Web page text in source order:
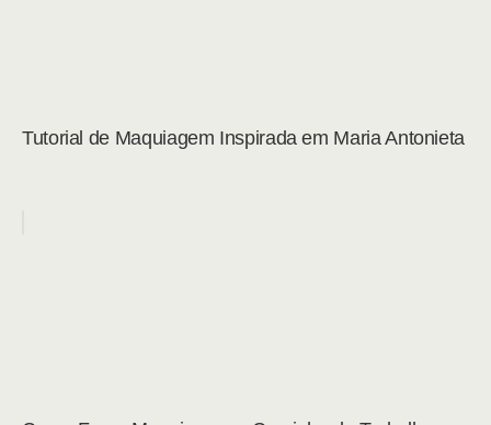
Tutorial de Maquiagem Inspirada em Maria Antonieta